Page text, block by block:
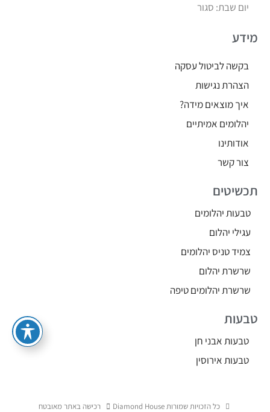
יום שבת: סגור
מידע
בקשה לביטול עסקה
הצהרת נגישות
איך מוצאים מידה?
יהלומים אמיתיים
אודותינו
צור קשר
תכשיטים
טבעות יהלומים
עגילי יהלום
צמיד טניס יהלומים
שרשרת יהלום
שרשרת יהלומים טיפה
טבעות
טבעות אבני חן
טבעות אירוסין
כל הזכויות שמורות Diamond House רכישה באתר מאובטח